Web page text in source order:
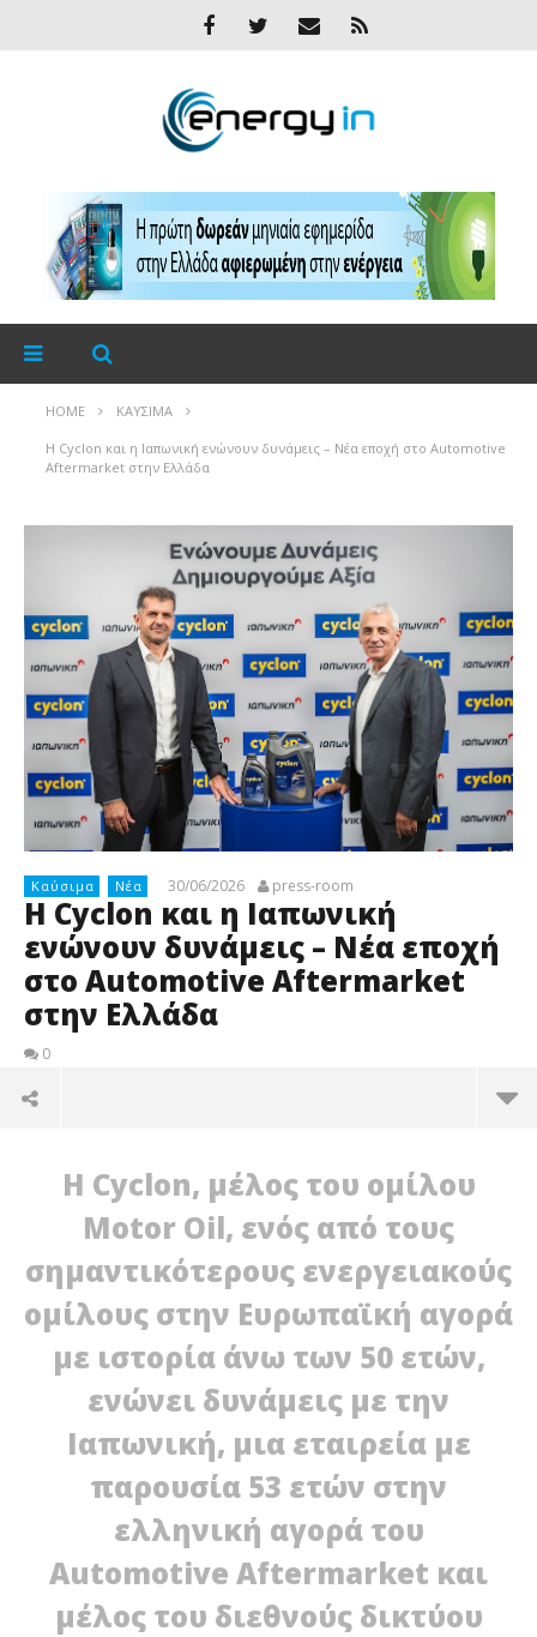
HOME ΚΑΎΣΙΜΑ
H Cyclon και η Ιαπωνική ενώνουν δυνάμεις – Νέα εποχή στο Automotive
Aftermarket στην Ελλάδα
Καύσιμα Νέα 30/06/2026 press-room
H Cyclon και η Ιαπωνική
ενώνουν δυνάμεις – Νέα εποχή
στο Automotive Aftermarket
στην Ελλάδα
0
NOW VIEWING
H Cyclon και η Ιαπωνική ενώνουν δυνάμεις – Νέα
εποχή στο Automotive Aftermarket στην Ελλάδα
30/06/2026
press-
room
Η Cyclon, μέλος του ομίλου
Motor Oil, ενός από τους
σημαντικότερους ενεργειακούς
ομίλους στην Ευρωπαϊκή αγορά
με ιστορία άνω των 50 ετών,
ενώνει δυνάμεις με την
Ιαπωνική, μια εταιρεία με
παρουσία 53 ετών στην
ελληνική αγορά του
Automotive Aftermarket και
μέλος του διεθνούς δικτύου